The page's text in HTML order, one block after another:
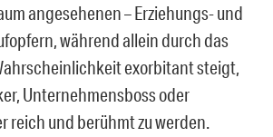
angesehenen – Erziehungs- und
während allein durch das
exorbitant steigt,
Unternehmensboss oder
reich und berühmt zu werden.